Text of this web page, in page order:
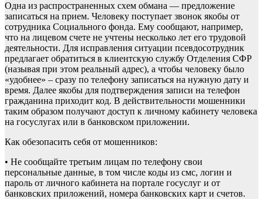
Одна из распространенных схем обмана — предложение
записаться на прием. Человеку поступает звонок якобы от
сотрудника Социального фонда. Ему сообщают, например,
что на лицевом счете не учтены несколько лет его трудовой
деятельности. Для исправления ситуации псевдосотрудник
предлагает обратиться в клиентскую службу Отделения СФР
(называя при этом реальный адрес), а чтобы человеку было
«удобнее» – сразу по телефону записаться на нужную дату и
время. Далее якобы для подтверждения записи на телефон
гражданина приходит код. В действительности мошенники
таким образом получают доступ к личному кабинету человека
на госуслугах или в банковском приложении.
Как обезопасить себя от мошенников:
• Не сообщайте третьим лицам по телефону свои
персональные данные, в том числе коды из смс, логин и
пароль от личного кабинета на портале госуслуг и от
банковских приложений, номера банковских карт и счетов.